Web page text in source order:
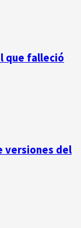
que falleció
versiones del